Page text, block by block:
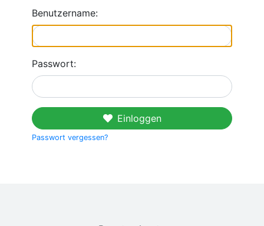
Benutzername:
Passwort:
Einloggen
Passwort vergessen?